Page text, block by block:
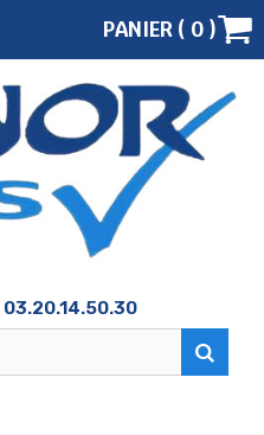
PANIER ( 0 )
03.20.14.50.30